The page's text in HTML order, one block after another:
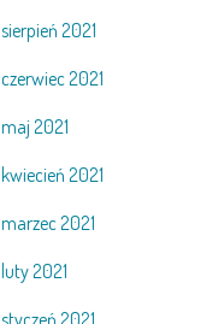
sierpień 2021
czerwiec 2021
maj 2021
kwiecień 2021
marzec 2021
luty 2021
styczeń 2021